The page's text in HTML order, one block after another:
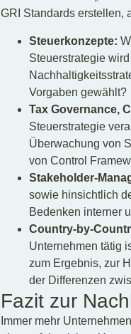
GRI Standards erstellen,
Steuerkonzepte:
Steuerstrategie
Vorgaben gewählt?
Tax Governance,
Steuerstrategie
Überwachung von
von Control
Stakeholder-
sowie hinsichtlich
Bedenken interner
Country-by-
Unternehmen tätig
zum Ergebnis, zur
der Differenzen
Fazit zur
Immer mehr